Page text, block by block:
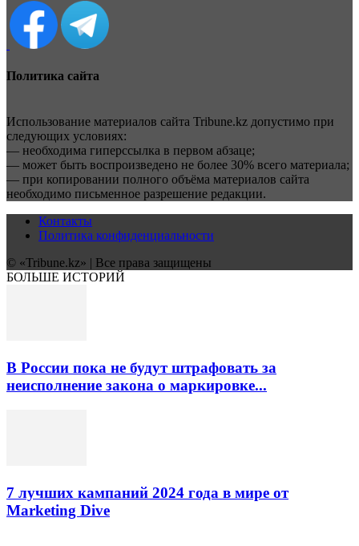
Политика сайта
Использование материалов сайта Tribune.kz допустимо при
следующих условиях:
— необходима гиперссылка в первом абзаце;
— может быть воспроизведено не более 30% всего материала;
— при копировании полного объёма материалов сайта
необходимо письменное разрешение редакции.
Контакты
Политика конфиденциальности
© «Tribune.kz» | Все права защищены
БОЛЬШЕ ИСТОРИЙ
В России пока не будут штрафовать за
неисполнение закона о маркировке...
7 лучших кампаний 2024 года в мире от
Marketing Dive